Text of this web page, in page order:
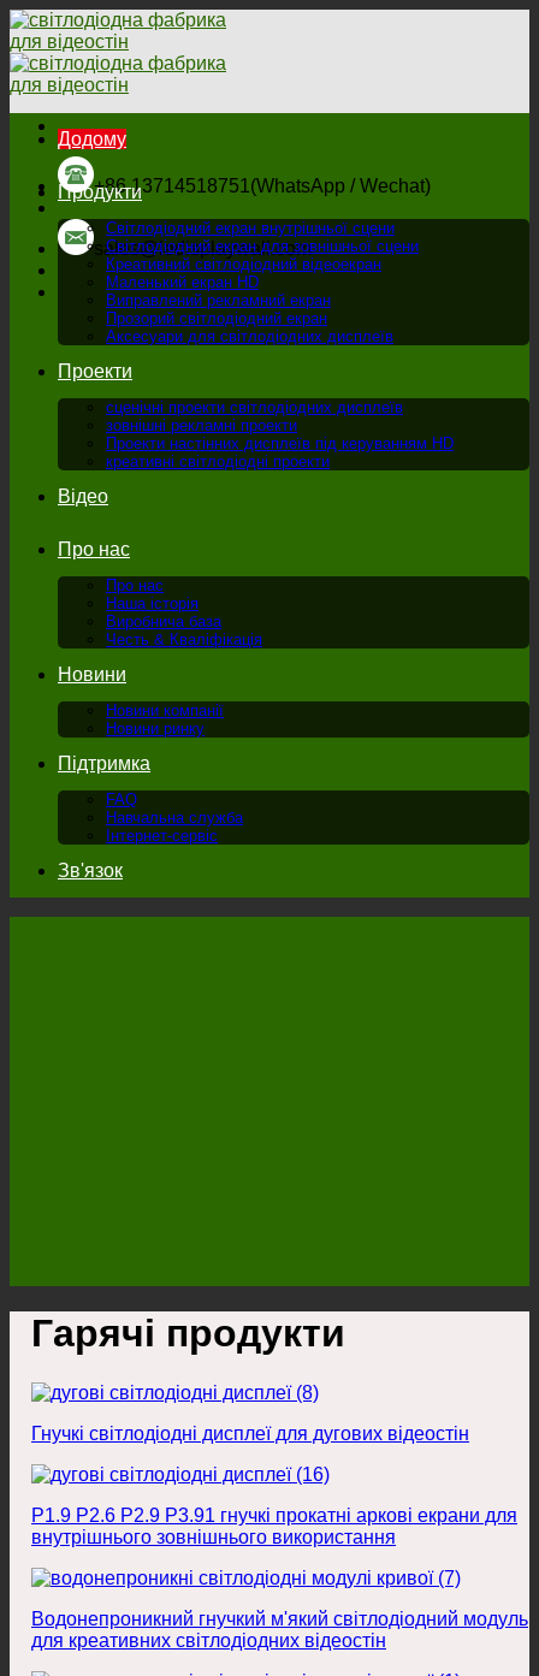
Перейти
до
змісту
+86 13714518751(WhatsApp / Wechat)
sales@ledisplaywall.com
Додому
Продукти
Світлодіодний екран внутрішньої сцени
Світлодіодний екран для зовнішньої сцени
Креативний світлодіодний відеоекран
Маленький екран HD
Виправлений рекламний екран
Прозорий світлодіодний екран
Аксесуари для світлодіодних дисплеїв
Проекти
сценічні проекти світлодіодних дисплеїв
зовнішні рекламні проекти
Проекти настінних дисплеїв під керуванням HD
креативні світлодіодні проекти
Відео
Про нас
Про нас
Наша історія
Виробнича база
Честь & Кваліфікація
Новини
Новини компанії
Новини ринку
Підтримка
FAQ
Навчальна служба
Інтернет-сервіс
Зв'язок
Гарячі продукти
Гнучкі світлодіодні дисплеї для дугових відеостін
P1.9 P2.6 P2.9 P3.91 гнучкі прокатні аркові екрани для
внутрішнього зовнішнього використання
Водонепроникний гнучкий м'який світлодіодний модуль
для креативних світлодіодних відеостін